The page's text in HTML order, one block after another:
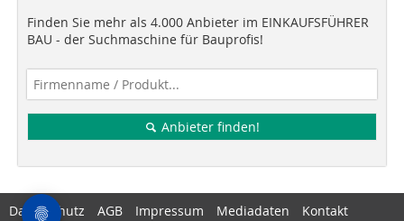
Finden Sie mehr als 4.000 Anbieter im EINKAUFSFÜHRER
BAU - der Suchmaschine für Bauprofis!
Anbieter finden!
Datenschutz AGB Impressum Mediadaten Kontakt